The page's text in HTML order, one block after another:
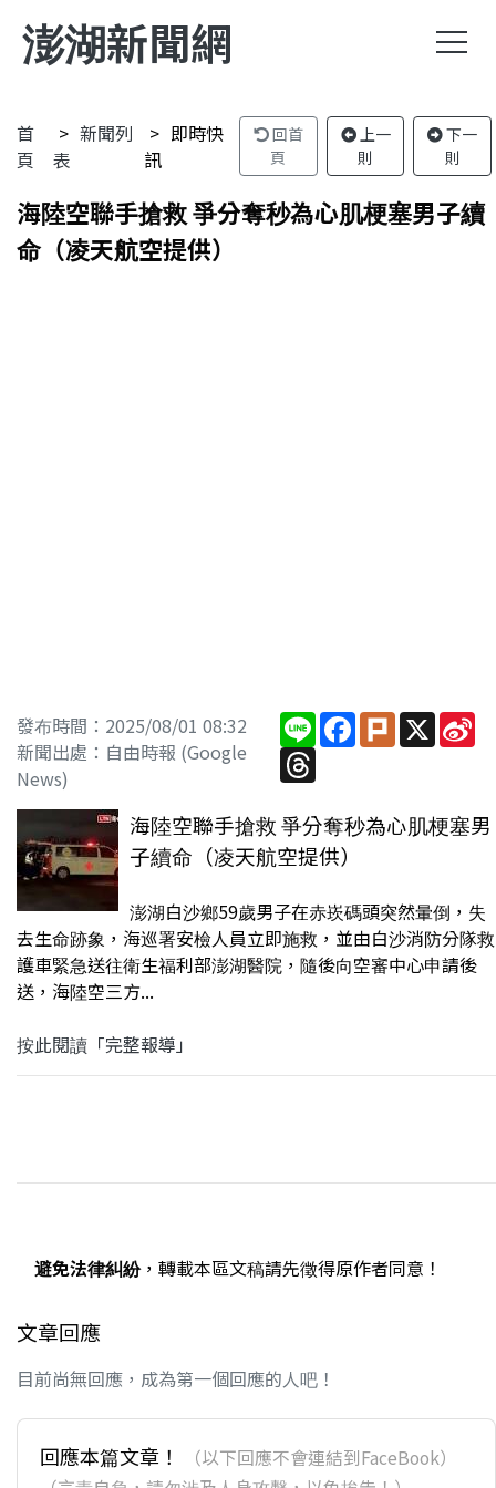
澎湖新聞網
首
頁
新聞列
表
即時快
訊
回首
頁
上一
則
下一
則
海陸空聯手搶救 爭分奪秒為心肌梗塞男子續
命（凌天航空提供）
發布時間：2025/08/01 08:32
新聞出處：自由時報 (Google
News)
Line Facebook
PlurkX
Threads
海陸空聯手搶救 爭分奪秒為心肌梗塞男
子續命（凌天航空提供）
澎湖白沙鄉59歲男子在赤崁碼頭突然暈倒，失
去生命跡象，海巡署安檢人員立即施救，並由白沙消防分隊救
護車緊急送往衛生福利部澎湖醫院，隨後向空審中心申請後
送，海陸空三方...
按此閱讀「完整報導」
避免法律糾紛，轉載本區文稿請先徵得原作者同意！
文章回應
目前尚無回應，成為第一個回應的人吧！
回應本篇文章！
（以下回應不會連結到FaceBook）